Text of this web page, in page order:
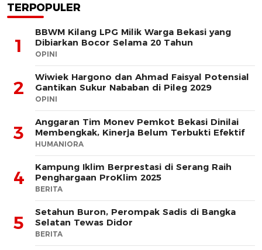
TERPOPULER
1
BBWM Kilang LPG Milik Warga Bekasi yang
Dibiarkan Bocor Selama 20 Tahun
OPINI
2
Wiwiek Hargono dan Ahmad Faisyal Potensial
Gantikan Sukur Nababan di Pileg 2029
OPINI
3
Anggaran Tim Monev Pemkot Bekasi Dinilai
Membengkak, Kinerja Belum Terbukti Efektif
HUMANIORA
4
Kampung Iklim Berprestasi di Serang Raih
Penghargaan ProKlim 2025
BERITA
5
Setahun Buron, Perompak Sadis di Bangka
Selatan Tewas Didor
BERITA